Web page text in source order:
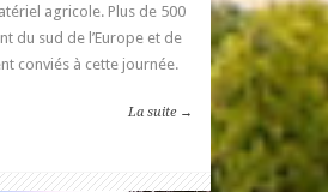
agricole. Plus de 500
du sud de l’Europe et de
conviés à cette journée.
La suite →